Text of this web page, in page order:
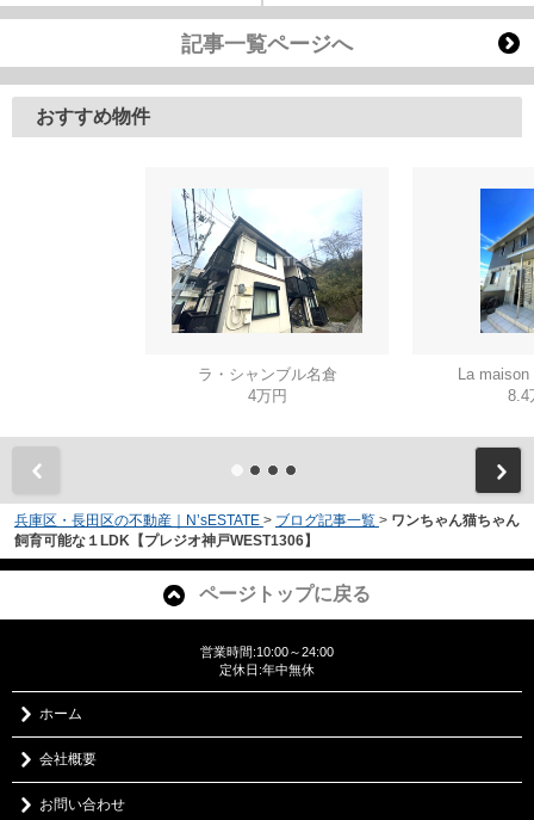
記事一覧ページへ
おすすめ物件
ラ・シャンブル名倉
4万円
La maison
8.4
兵庫区・長田区の不動産｜N’sESTATE > ブログ記事一覧 > ワンちゃん猫ちゃん
飼育可能な１LDK【プレジオ神戸WEST1306】
ページトップに戻る
営業時間:10:00～24:00
定休日:年中無休
ホーム
会社概要
お問い合わせ